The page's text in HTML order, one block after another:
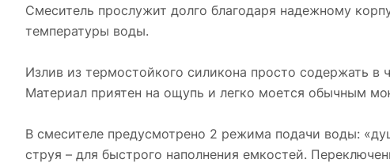
Смеситель прослужит долго благодаря надежному
температуры воды.
Излив из термостойкого силикона просто содержать в
Материал приятен на ощупь и легко моется обычным
В смесителе предусмотрено 2 режима подачи воды:
струя – для быстрого наполнения емкостей.